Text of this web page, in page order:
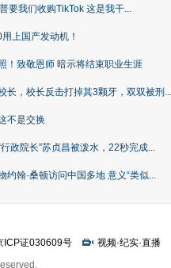
要我们收购TikTok 这是我干...
上国产发动机！
！致敬恩师 暗示将结束职业生涯
长，校长反击打掉其3颗牙，双双被刑...
不是交换
政院长”苏贞昌被泼水，22秒完成...
约翰·桑顿访问中国多地 意义“类似...
ICP证030609号 视频·纪实·直播